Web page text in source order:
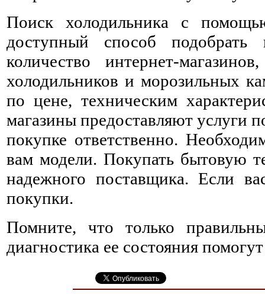
Поиск холодильника с
доступный способ
количество интернет-
холодильников и морозильных
по цене, техническим
магазины предоставляют услуги
покупке ответственно.
вам модели. Покупать бытовую
надежного поставщика. Если
покупки.
Помните, что только
диагностика ее состояния